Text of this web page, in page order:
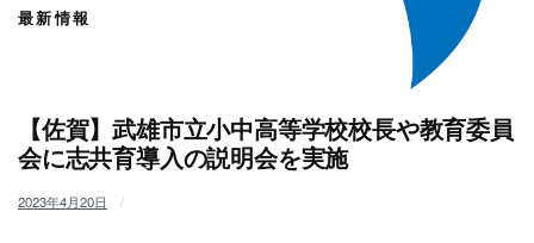
最新情報
【佐賀】武雄市立小中高等学校校長や教育委員
会に志共育導入の説明会を実施
2023年4月20日 /